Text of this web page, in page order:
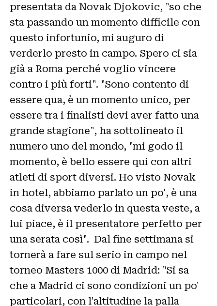
presentata da Novak Djokovic, "so che
sta passando un momento difficile con
questo infortunio, mi auguro di
verderlo presto in campo. Spero ci sia
già a Roma perché voglio vincere
contro i più forti". "Sono contento di
essere qua, è un momento unico, per
essere tra i finalisti devi aver fatto una
grande stagione", ha sottolineato il
numero uno del mondo, "mi godo il
momento, è bello essere qui con altri
atleti di sport diversi. Ho visto Novak
in hotel, abbiamo parlato un po', è una
cosa diversa vederlo in questa veste, a
lui piace, è il presentatore perfetto per
una serata così". Dal fine settimana si
tornerà a fare sul serio in campo nel
torneo Masters 1000 di Madrid: "Si sa
che a Madrid ci sono condizioni un po'
particolari, con l'altitudine la palla